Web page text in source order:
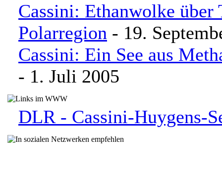
Cassini: Ethanwolke über
Polarregion - 19.
Cassini: Ein See aus
- 1. Juli 2005
DLR - Cassini-Huygens-